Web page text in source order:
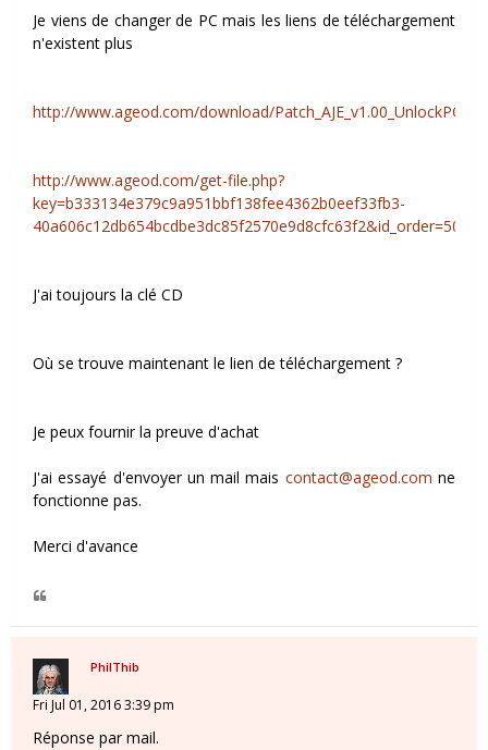
Je viens de changer de PC mais les liens de téléchargement
n'existent plus
http://www.ageod.com/download/
http://www.ageod.com/get-file.php?
key=b333134e379c9a951bbf138fee4362b0eef33fb3-
J'ai toujours la clé CD
Où se trouve maintenant le lien de téléchargement ?
Je peux fournir la preuve d'achat
J'ai essayé d'envoyer un mail mais contact@ageod.com ne
fonctionne pas.
Merci d'avance
PhilThib
Fri Jul 01, 2016 3:39 pm
Réponse par mail.